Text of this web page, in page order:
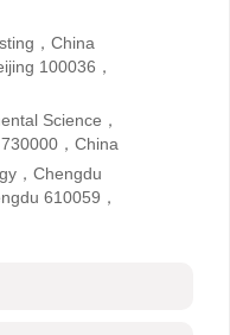
，China
100036，
Science，
，China
，Chengdu
610059，